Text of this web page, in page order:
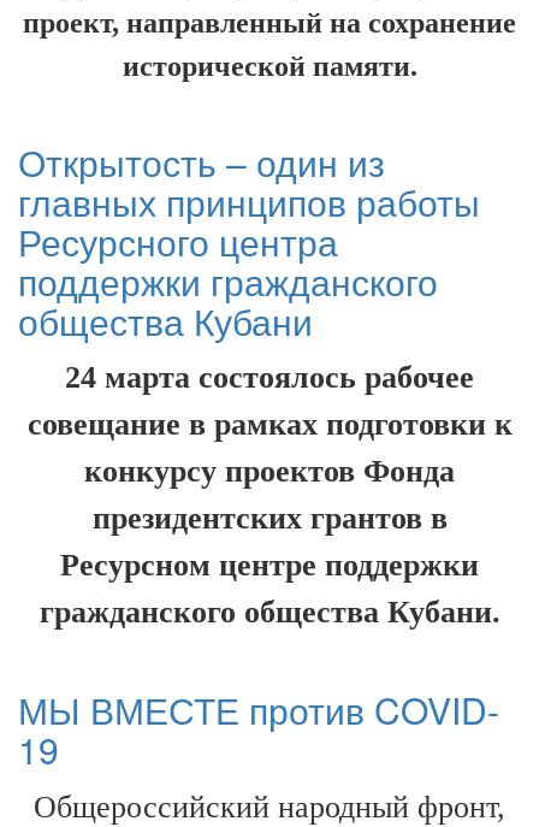
проект, направленный на сохранение
исторической памяти.
Открытость – один из
главных принципов работы
Ресурсного центра
поддержки гражданского
общества Кубани
24 марта состоялось рабочее
совещание в рамках подготовки к
конкурсу проектов Фонда
президентских грантов в
Ресурсном центре поддержки
гражданского общества Кубани.
МЫ ВМЕСТЕ против COVID-
19
Общероссийский народный фронт,